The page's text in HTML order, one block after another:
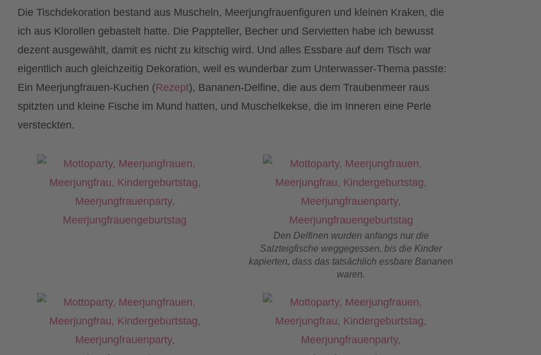
Die Tischdekoration bestand aus Muscheln, Meerjungfrauenfiguren und kleinen Kraken, die
ich aus Klorollen gebastelt hatte. Die Pappteller, Becher und Servietten habe ich bewusst
dezent ausgewählt, damit es nicht zu kitschig wird. Und alles Essbare auf dem Tisch war
eigentlich auch gleichzeitig Dekoration, weil es wunderbar zum Unterwasser-Thema passte:
Ein Meerjungfrauen-Kuchen (Rezept), Bananen-Delfine, die aus dem Traubenmeer raus
spitzten und kleine Fische im Mund hatten, und Muschelkekse, die im Inneren eine Perle
versteckten.
Den Delfinen wurden anfangs nur die
Salzteigfische weggegessen, bis die Kinder
kapierten, dass das tatsächlich essbare Bananen
waren.